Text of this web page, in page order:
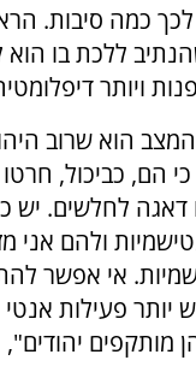
לכך כמה סיבות.
ללכת בו הוא
ויותר
הוא שרוב
הם, כביכול,
דאגה לחלשים.
ולהם אני
אי אפשר
יותר פעילות אנטי
מותקפים